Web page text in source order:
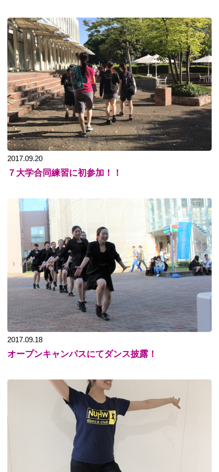
2017.09.20
７大学合同練習に初参加！！
2017.09.18
オープンキャンパスにてダンス披露！